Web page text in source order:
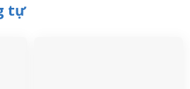
tự